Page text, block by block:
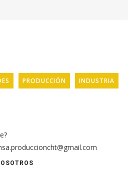
PRODUCCIÓN INDUSTRIA